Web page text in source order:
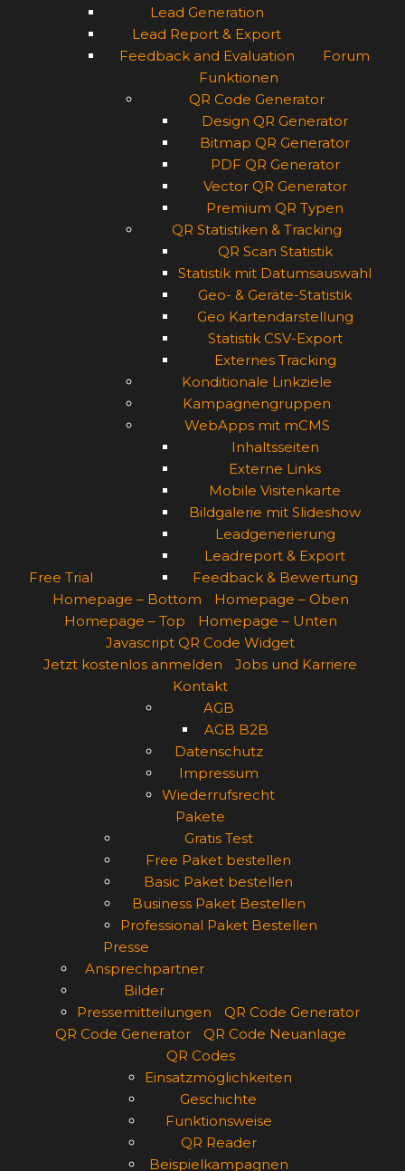
Lead Generation
Lead Report & Export
Feedback and Evaluation
Forum
Free Trial
Funktionen
QR Code Generator
Design QR Generator
Bitmap QR Generator
PDF QR Generator
Vector QR Generator
Premium QR Typen
QR Statistiken & Tracking
QR Scan Statistik
Statistik mit Datumsauswahl
Geo- & Geräte-Statistik
Geo Kartendarstellung
Statistik CSV-Export
Externes Tracking
Konditionale Linkziele
Kampagnengruppen
WebApps mit mCMS
Inhaltsseiten
Externe Links
Mobile Visitenkarte
Bildgalerie mit Slideshow
Leadgenerierung
Leadreport & Export
Feedback & Bewertung
Homepage – Bottom
Homepage – Oben
Homepage – Top
Homepage – Unten
Javascript QR Code Widget
Jetzt kostenlos anmelden
Jobs und Karriere
Kontakt
AGB
AGB B2B
Datenschutz
Impressum
Wiederrufsrecht
Pakete
Gratis Test
Free Paket bestellen
Basic Paket bestellen
Business Paket Bestellen
Professional Paket Bestellen
Presse
Ansprechpartner
Bilder
Pressemitteilungen
QR Code Generator
QR Code Generator
QR Code Neuanlage
QR Codes
Einsatzmöglichkeiten
Geschichte
Funktionsweise
QR Reader
Beispielkampagnen